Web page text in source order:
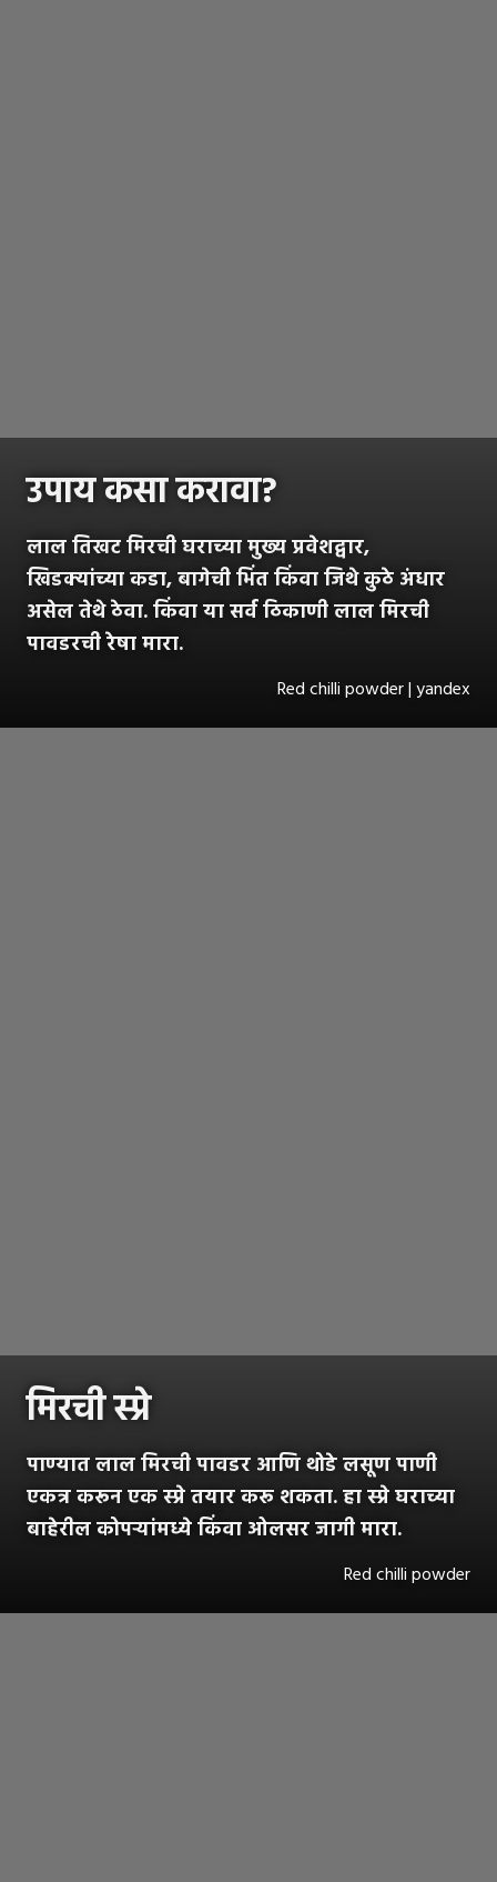
उपाय कसा करावा?
लाल तिखट मिरची घराच्या मुख्य प्रवेशद्वार,
खिडक्यांच्या कडा, बागेची भिंत किंवा जिथे कुठे अंधार
असेल तेथे ठेवा. किंवा या सर्व ठिकाणी लाल मिरची
पावडरची रेषा मारा.
Red chilli powder | yandex
मिरची स्प्रे
पाण्यात लाल मिरची पावडर आणि थोडे लसूण पाणी
एकत्र करून एक स्प्रे तयार करू शकता. हा स्प्रे घराच्या
बाहेरील कोपऱ्यांमध्ये किंवा ओलसर जागी मारा.
Red chilli powder